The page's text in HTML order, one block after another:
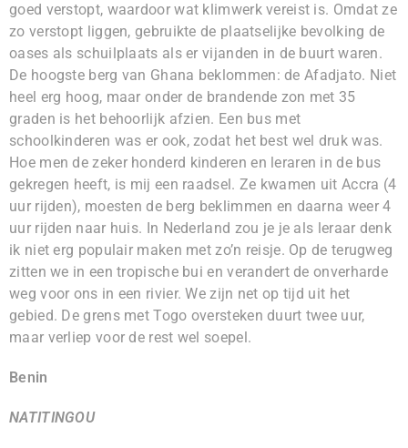
goed verstopt, waardoor wat klimwerk vereist is. Omdat ze
zo verstopt liggen, gebruikte de plaatselijke bevolking de
oases als schuilplaats als er vijanden in de buurt waren.
De hoogste berg van Ghana beklommen: de Afadjato. Niet
heel erg hoog, maar onder de brandende zon met 35
graden is het behoorlijk afzien. Een bus met
schoolkinderen was er ook, zodat het best wel druk was.
Hoe men de zeker honderd kinderen en leraren in de bus
gekregen heeft, is mij een raadsel. Ze kwamen uit Accra (4
uur rijden), moesten de berg beklimmen en daarna weer 4
uur rijden naar huis. In Nederland zou je je als leraar denk
ik niet erg populair maken met zo’n reisje. Op de terugweg
zitten we in een tropische bui en verandert de onverharde
weg voor ons in een rivier. We zijn net op tijd uit het
gebied. De grens met Togo oversteken duurt twee uur,
maar verliep voor de rest wel soepel.
Benin
NATITINGOU